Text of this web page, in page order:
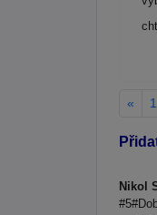
« 1
Nikol